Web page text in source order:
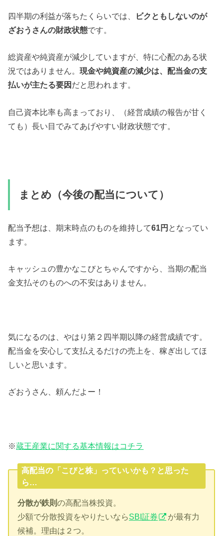
四半期の利益が落ちたくらいでは、
ビクともしないのが
ざおうさんの財政状態です。
総資産や純資産が減少していますが、特に心配のある状
況ではありません。現金や純資産の減少は、配当金の支
払いが主たる要因 だと思われます。
自己資本比率も高まっており、（経営成績の報告が甘く
ても）長い目でみてあげやすい財政状態です。
まとめ（今後の配当について）
配当予想は、期末時点のものを維持して61円 となってい
ます。
キャッシュの豊かなこびとちゃんですから、当期の配当
金支払そのものへの不安はありません。
気になるのは、やはり第２四半期以降の経営成績です。
配当金を安心して支払えるだけの売上を、稼ぎ出してほ
しいと思います。
ざおうさん、頼んだよー！
※蔵王産業に関する基本情報はコチラ
高配当の「こびと株」っていいかも？と思った
ら…
分散が鉄則の高配当株投資。
少額で分散投資をやりたいならSBI証券
が最有力
候補。理由は２つ。